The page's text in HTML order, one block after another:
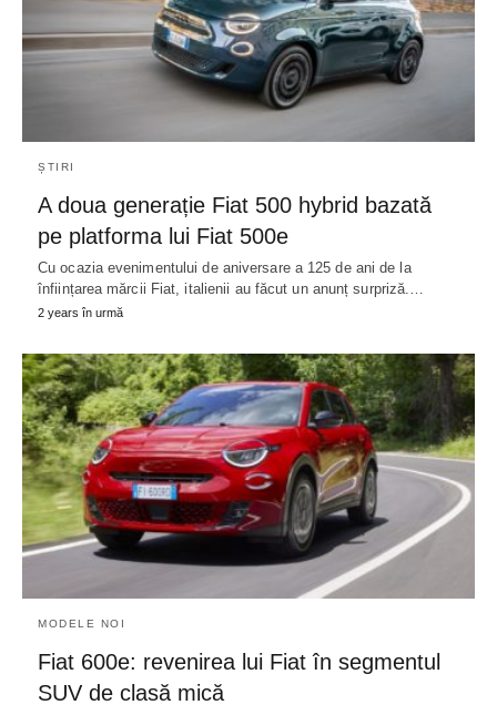
ȘTIRI
A doua generație Fiat 500 hybrid bazată
pe platforma lui Fiat 500e
Cu ocazia evenimentului de aniversare a 125 de ani de la
înființarea mărcii Fiat, italienii au făcut un anunț surpriză.…
2 years în urmă
MODELE NOI
Fiat 600e: revenirea lui Fiat în segmentul
SUV de clasă mică